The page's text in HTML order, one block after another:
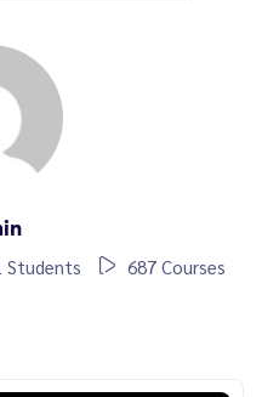
Students 687 Courses